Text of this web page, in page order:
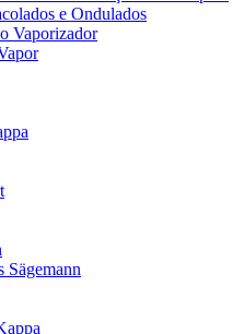
e Ondulados
Vaporizador
Sägemann